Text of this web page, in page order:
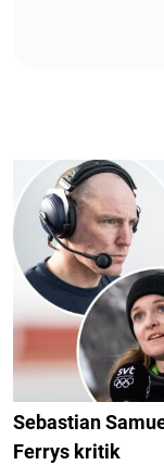
Sebastian
Ferrys kritik